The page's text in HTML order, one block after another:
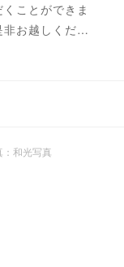
ことができま
非お越しくだ…
：和光写真